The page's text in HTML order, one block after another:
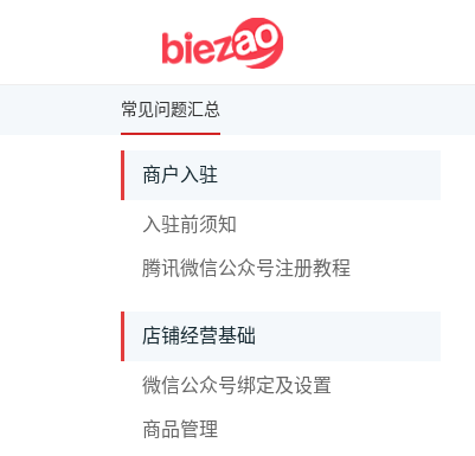
常见问题汇总
商户入驻
入驻前须知
腾讯微信公众号注册教程
店铺经营基础
微信公众号绑定及设置
商品管理